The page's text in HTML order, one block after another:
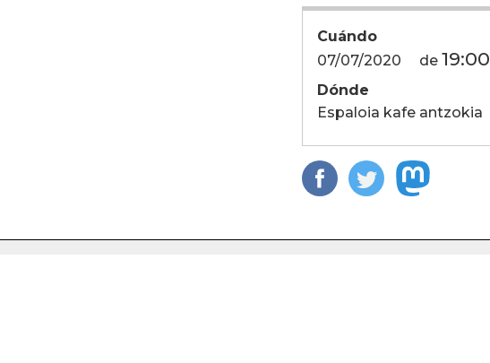
Cuándo
07/07/2020
de 19:00
Dónde
Espaloia kafe antzokia